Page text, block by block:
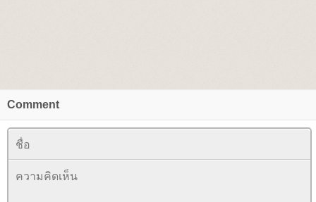
Comment